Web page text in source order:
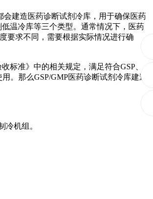
建造医药诊断试剂冷库，用于确保医药
低温冷库等三个类型。通常情况下，医药
要求不同，需要根据实际情况进行确
准》中的相关规定，满足符合GSP、
。那么GSP/GMP医药诊断试剂冷库建造
机组。